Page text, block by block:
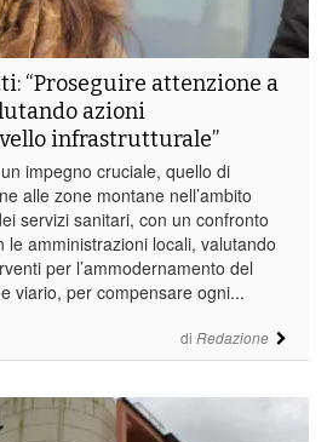
di Redazione
“Proseguire attenzione a
azioni
infrastrutturale”
impegno cruciale, quello di
alle zone montane nell’ambito
servizi sanitari, con un confronto
le amministrazioni locali, valutando
per l’ammodernamento del
viario, per compensare ogni...